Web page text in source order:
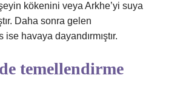
kökenini veya Arkhe’yi suya
Daha sonra gelen
havaya dayandırmıştır.
temellendirme